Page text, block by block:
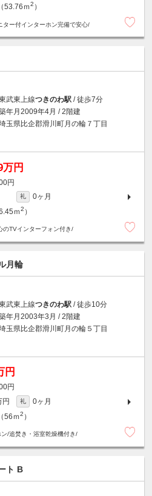
53.76ｍ2 ）
ター付インターホン完備で安心/
武東上線つきのわ駅 / 徒歩7分
年月2009年4月 / 2階建
玉県比企郡滑川町月の輪７丁目
万円
円
礼
0ヶ月
ｍ2 ）
TVインターフォン付き/
月輪
武東上線つきのわ駅 / 徒歩10分
年月2003年3月 / 2階建
玉県比企郡滑川町月の輪５丁目
円
円
円 礼
0ヶ月
56ｍ2 ）
/追焚き・浴室乾燥機付き/
ト B